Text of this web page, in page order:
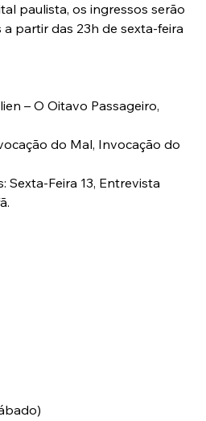
paulista, os ingressos serão
partir das 23h de sexta-feira
– O Oitavo Passageiro,
do Mal, Invocação do
Sexta-Feira 13, Entrevista